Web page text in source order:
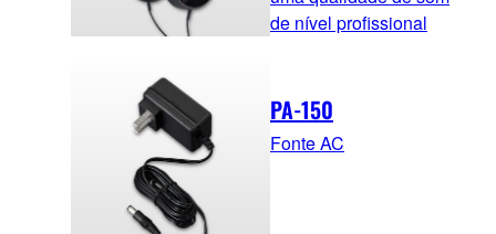
de nível profissional
PA-150
Fonte AC